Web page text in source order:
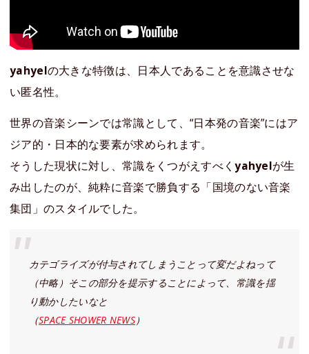
yahyelの大きな特徴は、日本人であることを意識させな
い匿名性。
世界の音楽シーンでは常識として、“日本発の音楽”にはア
ジア的・日本的な要素が求められます。
そうした現状に対し、常識をくつがえすべくyahyelが生
み出したのが、純粋に音楽で勝負する「国境のない音楽
集団」のスタイルでした。
カテゴライズが付与されてしまうことって変だよねって
（中略）そこの部分を提示することによって、常識を揺
り動かしたいなと
（SPACE SHOWER NEWS）